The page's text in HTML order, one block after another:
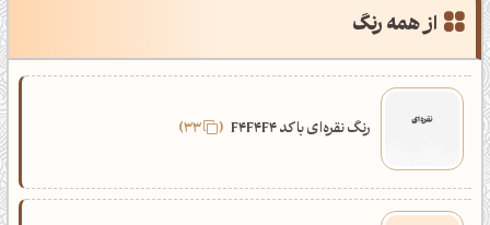
از همه رنگ
رنگ نقره‌ای با کد F4F4F4 33